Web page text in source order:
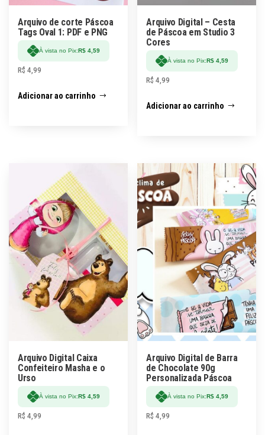
Arquivo de corte Páscoa
Tags Oval 1: PDF e PNG
À vista no Pix:R$ 4,59
R$ 4,99
Adicionar ao carrinho
Arquivo Digital – Cesta
de Páscoa em Studio 3
Cores
À vista no Pix:R$ 4,59
R$ 4,99
Adicionar ao carrinho
Arquivo Digital Caixa
Confeiteiro Masha e o
Urso
À vista no Pix:R$ 4,59
R$ 4,99
Arquivo Digital de Barra
de Chocolate 90g
Personalizada Páscoa
À vista no Pix:R$ 4,59
R$ 4,99